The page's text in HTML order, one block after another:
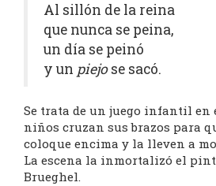
Al sillón de la reina
que nunca se peina,
un día se peinó
y un piejose sacó.
Se trata de un juego infantil en
niños cruzan sus brazos para
coloque encima y la lleven a
La escena la inmortalizó el
Brueghel.